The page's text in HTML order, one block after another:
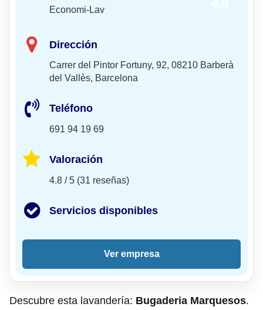
Economi-Lav
Dirección
Carrer del Pintor Fortuny, 92, 08210 Barberà
del Vallès, Barcelona
Teléfono
691 94 19 69
Valoración
4.8 / 5 (31 reseñas)
Servicios disponibles
Ver empresa
Descubre esta lavandería: Bugaderia Marquesos.